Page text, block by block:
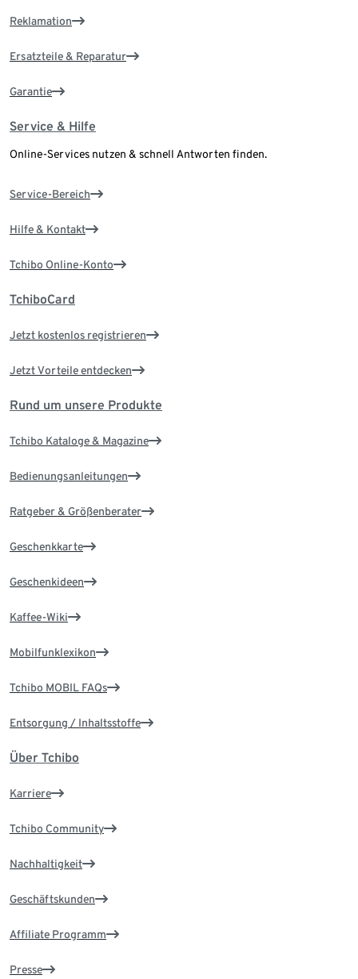
Reklamation
Ersatzteile & Reparatur
Garantie
Service & Hilfe
Online-Services nutzen & schnell Antworten finden.
Service-Bereich
Hilfe & Kontakt
Tchibo Online-Konto
TchiboCard
Jetzt kostenlos registrieren
Jetzt Vorteile entdecken
Rund um unsere Produkte
Tchibo Kataloge & Magazine
Bedienungsanleitungen
Ratgeber & Größenberater
Geschenkkarte
Geschenkideen
Kaffee-Wiki
Mobilfunklexikon
Tchibo MOBIL FAQs
Entsorgung / Inhaltsstoffe
Über Tchibo
Karriere
Tchibo Community
Nachhaltigkeit
Geschäftskunden
Affiliate Programm
Presse